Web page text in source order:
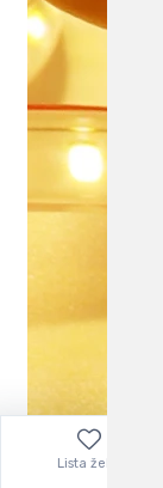
Lista želja